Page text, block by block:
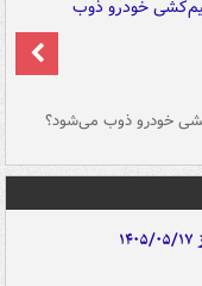
خودرو ذوب می‌شود؟